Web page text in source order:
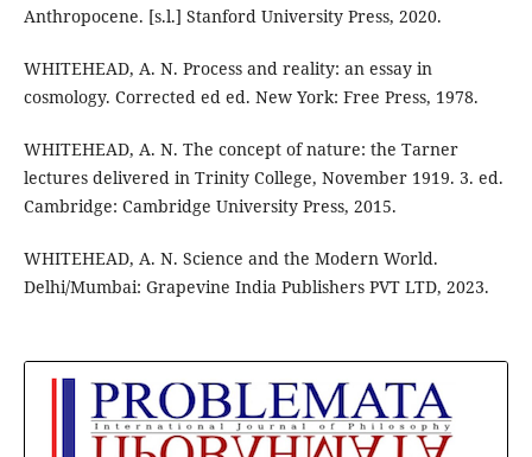
Anthropocene. [s.l.] Stanford University Press, 2020.
WHITEHEAD, A. N. Process and reality: an essay in
cosmology. Corrected ed ed. New York: Free Press, 1978.
WHITEHEAD, A. N. The concept of nature: the Tarner
lectures delivered in Trinity College, November 1919. 3. ed.
Cambridge: Cambridge University Press, 2015.
WHITEHEAD, A. N. Science and the Modern World.
Delhi/Mumbai: Grapevine India Publishers PVT LTD, 2023.